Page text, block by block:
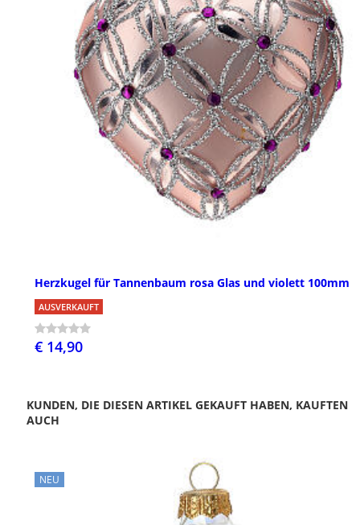
Herzkugel für Tannenbaum rosa Glas und violett 100mm
AUSVERKAUFT
€ 14,90
KUNDEN, DIE DIESEN ARTIKEL GEKAUFT HABEN, KAUFTEN
AUCH
NEU